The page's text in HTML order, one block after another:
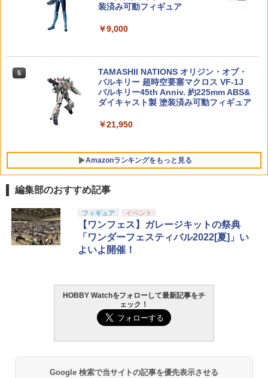
(初代鉄人版) プラモデル（再販）[グッド
￥3,510
DX超合金 超時空要塞マクロス 【VF-1S
リバイバルVer.】
【当店独自で＋P10倍★要エントリー】
【中古】[FIG] S.H.MonsterArts(モンス
AL WARS(ファイナルウォーズ) 完成品
￥29,521
HITCALL ヒットコール 天然由来成分PL
ン エアーガン アウトドア・ホビー用品
￥1,470
ール LEDライト付き ジャイロボール 浮
装済み可動フィギュア
￥9,000
5
TAMASHII NATIONS オリジン・オブ・
バルキリー 超時空要塞マクロス VF-1J
バルキリー45th Anniv. 約225mm ABS&
ダイキャスト製 塗装済み可動フィギュア
￥21,950
Amazonランキングをもっと見る
1
BANDAI SPIRITS(バンダイ スピリッツ)
30MS SIS-J00 メルンジャ[カラーA] 色
分け済みプラモデル
￥4,200
BANDAI SPIRITS(バンダイ スピリッツ)
機動警察パトレイバー EZY RG 1/48 AV-
98Plus (イングラム・プラス) 色分け済
1
東京マルイ (TOKYO MARUI) ガスブロー
バックマシンガン No.14 20式 5.56mm
小銃 18歳以上 ガスブローバック
￥196,900
東京マルイ(TOKYO MARUI) No.25 コル
ト ガバメント HG 18歳以上エアーHOP
ハンドガン
￥3,384
1
LOCTITE(ロックタイト) シールはがし
プレミアム 220ml
￥962
GSIクレオス Mr.トップコート 水性プレ
ミアムトップコートスプレー 光沢 88ml
ホビー用仕上材 B601
￥748
編集部のおすすめ記事
フィギュア イベント
【ワンフェス】ガレージキットの祭典
「ワンダーフェスティバル2022[夏]」い
よいよ開催！
HOBBY Watchをフォローして最新記事をチ
ェック！
Google 検索で当サイトの記事を優先表示させる